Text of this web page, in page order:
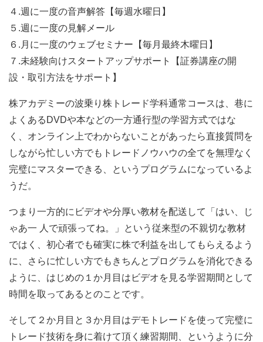
４.週に一度の音声解答【毎週水曜日】
５.週に一度の見解メール
６.月に一度のウェブセミナー【毎月最終木曜日】
７.未経験向けスタートアップサポート【証券講座の開
設・取引方法をサポート】
株アカデミーの波乗り株トレード学科通常コースは、巷に
よくあるDVDや本などの一方通行型の学習方式ではな
く、オンライン上でわからないことがあったら直接質問を
しながら忙しい方でもトレードノウハウの全てを無理なく
完璧にマスターできる、というプログラムになっているよ
うだ。
つまり一方的にビデオや分厚い教材を配送して「はい、じ
ゃあ一 人で頑張ってね。」という従来型の不親切な教材
ではく、初心者でも確実に株で利益を出してもらえるよう
に、さらに忙しい方でもきちんとプログラムを消化できる
ように、はじめの１か月目はビデオを見る学習期間として
時間を取ってあるとのことです。
そして２か月目と３か月目はデモトレードを使って完璧に
トレード技術を身に着けて頂く練習期間、というように分